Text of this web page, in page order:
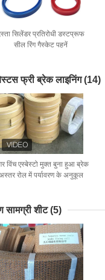
सिलेंडर प्रतिरोधी डस्टप्रूफ
सील रिंग गैस्केट पहनें
फ्री ब्रेक लाइनिंग (14)
विंच एस्बेस्टो मुक्त बुना हुआ ब्रेक
रोल में पर्यावरण के अनुकूल
सामग्री शीट (5)